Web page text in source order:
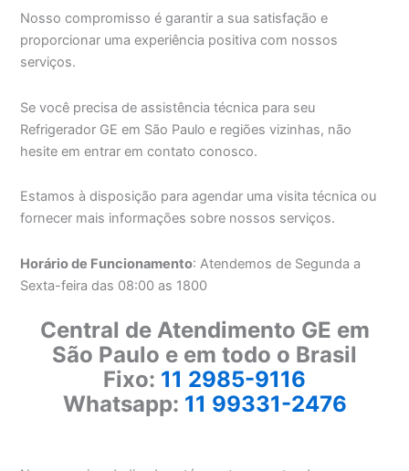
Nosso compromisso é garantir a sua satisfação e
proporcionar uma experiência positiva com nossos
serviços.
Se você precisa de assistência técnica para seu
Refrigerador GE em São Paulo e regiões vizinhas, não
hesite em entrar em contato conosco.
Estamos à disposição para agendar uma visita técnica ou
fornecer mais informações sobre nossos serviços.
Horário de Funcionamento: Atendemos de Segunda a
Sexta-feira das 08:00 as 1800
Central de Atendimento GE em
São Paulo e em todo o Brasil
Fixo: 11 2985-9116
Whatsapp: 11 99331-2476